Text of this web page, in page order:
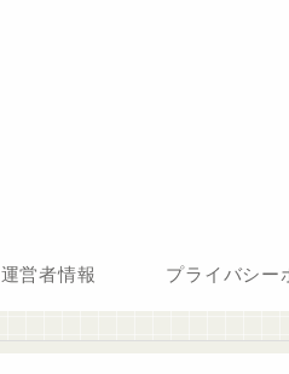
運営者情報 プライバシー